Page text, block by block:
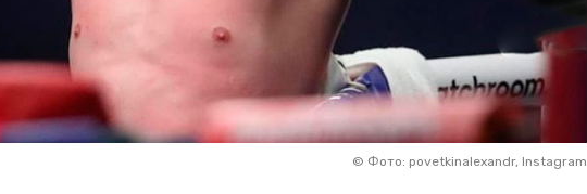
© Фото: povetkinalexandr, Instagram